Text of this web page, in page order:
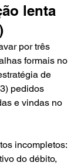
lenta
por três
formais no
de
pedidos
e vindas no
incompletos:
do débito,